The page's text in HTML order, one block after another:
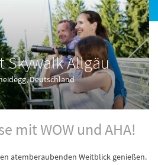
Skywalk Allgäu
Deutschland
mit WOW und AHA!
atemberaubenden Weitblick genießen.